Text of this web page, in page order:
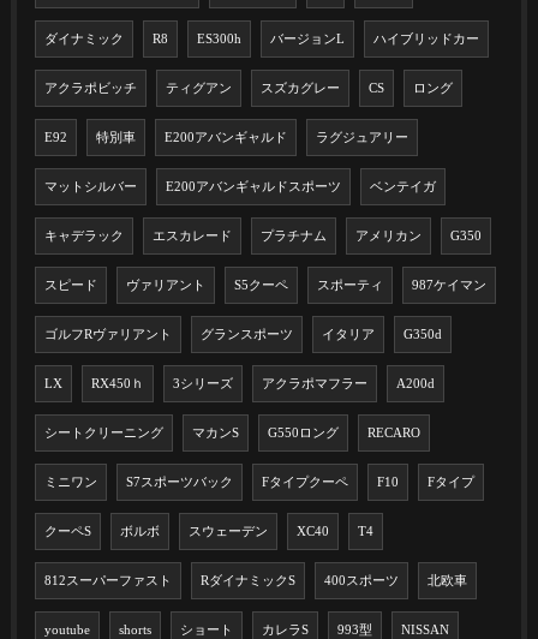
ダイナミック R8 ES300h バージョンL ハイブリッドカー
アクラポビッチ ティグアン スズカグレー CS ロング
E92 特別車 E200アバンギャルド ラグジュアリー
マットシルバー E200アバンギャルドスポーツ ベンテイガ
キャデラック エスカレード プラチナム アメリカン G350
スピード ヴァリアント S5クーペ スポーティ 987ケイマン
ゴルフRヴァリアント グランスポーツ イタリア G350d
LX RX450ｈ 3シリーズ アクラポマフラー A200d
シートクリーニング マカンS G550ロング RECARO
ミニワン S7スポーツバック Fタイプクーペ F10 Fタイプ
クーペS ボルボ スウェーデン XC40 T4
812スーパーファスト RダイナミックS 400スポーツ 北欧車
youtube shorts ショート カレラS 993型 NISSAN